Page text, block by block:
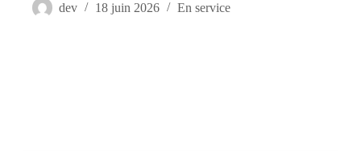
dev 18 juin 2026 En service